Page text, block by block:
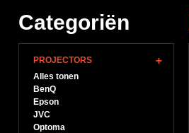
Categoriën
PROJECTORS
Alles tonen
BenQ
Epson
JVC
Optoma